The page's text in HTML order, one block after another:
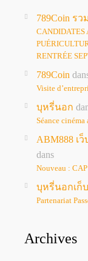
789Coin ร
CANDIDATES
RENTRÉE
789Coin
Visite
บุหรี่นอก
Séance
ABM888 เ
dans
Nouveau :
บุหรี่นอกเก็
Partenariat
Archives